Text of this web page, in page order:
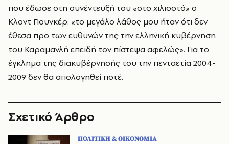
που έδωσε στη συνέντευξή του «στο χιλιοστό» ο
Κλοντ Γιουνκέρ: «το μεγάλο λάθος μου ήταν ότι δεν
έθεσα προ των ευθυνών της την ελληνική κυβέρνηση
του Καραμανλή επειδή τον πίστεψα αφελώς». Για το
έγκλημα της διακυβέρνησής του την πενταετία 2004-
2009 δεν θα απολογηθεί ποτέ.
Σχετικό Άρθρο
ΠΟΛΙΤΙΚΗ & ΟΙΚΟΝΟΜΙΑ